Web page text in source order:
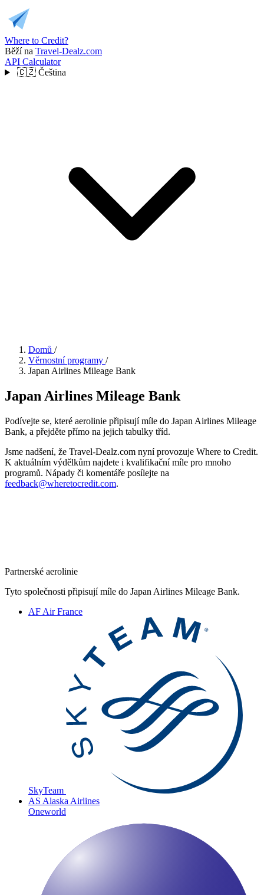
Where to Credit?
Běží na Travel-Dealz.com
API Calculator
🇨🇿 Čeština
Domů /
Věrnostní programy /
Japan Airlines Mileage Bank
Japan Airlines Mileage Bank
Podívejte se, které aerolinie připisují míle do Japan Airlines Mileage
Bank, a přejděte přímo na jejich tabulky tříd.
Jsme nadšení, že Travel-Dealz.com nyní provozuje Where to Credit.
K aktuálním výdělkům najdete i kvalifikační míle pro mnoho
programů. Nápady či komentáře posílejte na
feedback@wheretocredit.com.
Partnerské aerolinie
Tyto společnosti připisují míle do Japan Airlines Mileage Bank.
AF Air France
SkyTeam
AS Alaska Airlines
Oneworld